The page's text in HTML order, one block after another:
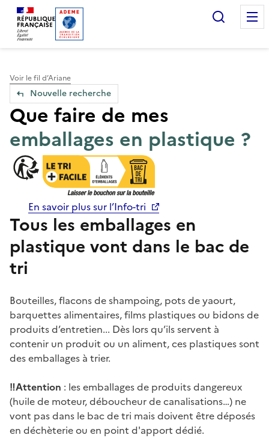
Accueil — Que Faire de mes objets & déchets
Voir le fil d’Ariane
Nouvelle recherche
Que faire de mes
emballages en plastique ?
En savoir plus sur l’Info-tri
Tous les emballages en
plastique vont dans le bac de
tri
Bouteilles, flacons de shampoing, pots de yaourt,
barquettes alimentaires, films plastiques ou bidons de
produits d’entretien... Dès lors qu’ils servent à
contenir un produit ou un aliment, ces plastiques sont
des emballages à trier.
‼️Attention : les emballages de produits dangereux
(huile de moteur, déboucheur de canalisations…) ne
vont pas dans le bac de tri mais doivent être déposés
en déchèterie ou en point d'apport dédié.